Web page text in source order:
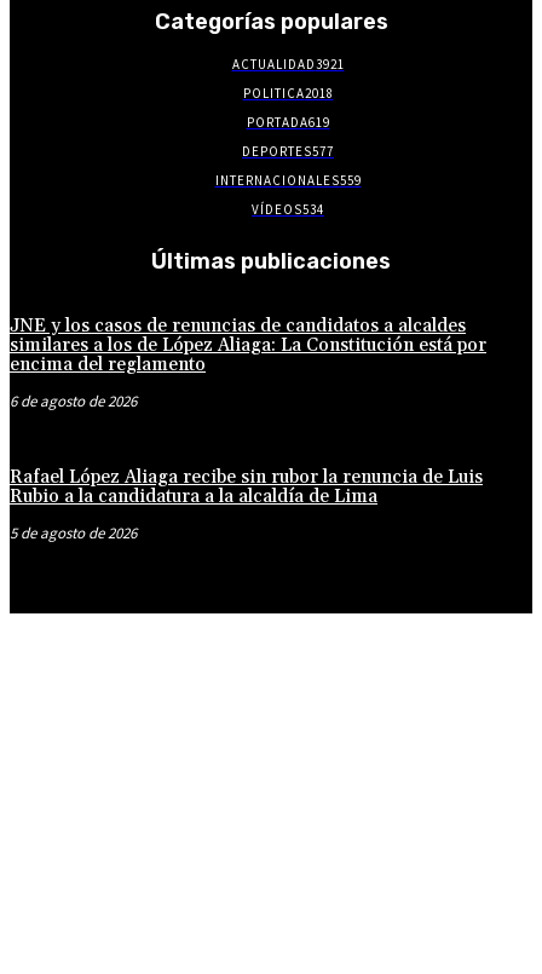
Categorías populares
ACTUALIDAD3921
POLITICA2018
PORTADA619
DEPORTES577
INTERNACIONALES559
VÍDEOS534
Últimas publicaciones
JNE y los casos de renuncias de candidatos a alcaldes
similares a los de López Aliaga: La Constitución está por
encima del reglamento
6 de agosto de 2026
Rafael López Aliaga recibe sin rubor la renuncia de Luis
Rubio a la candidatura a la alcaldía de Lima
5 de agosto de 2026